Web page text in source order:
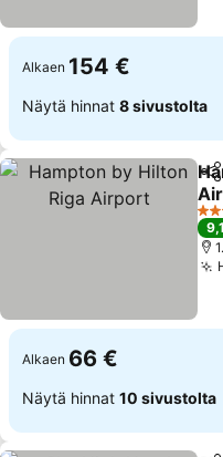
Alkaen 154 €
Näytä hinnat 8 sivustolta
Jaa
3
9,1
Alkaen 66 €
Näytä hinnat 10 sivustolta